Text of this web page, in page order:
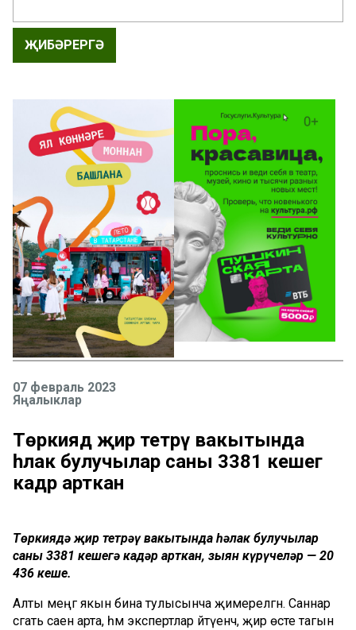
ҖИБӘРЕРГӘ
07 февраль 2023
Яңалыклар
Төркиядә җир тетрәү вакытында
һәлак булучылар саны 3381 кешегә
кадәр арткан
Төркиядә җир тетрәү вакытында һәлак булучылар
саны 3381 кешегә кадәр арткан, зыян күрүчеләр — 20
436 кеше.
Алты меңгә якын бина тулысынча җимерелгән. Саннар
сәгать саен арта, һәм экспертлар әйтүенчә, җир өсте тагын